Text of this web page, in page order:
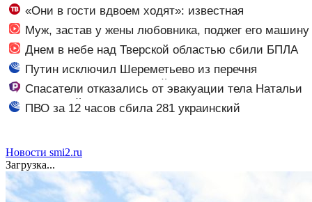
«Они в гости вдвоем ходят»: известная
журналистка подтвердила роман Бондарчука и
Исаковой
Муж, застав у жены любовника, поджег его машину
Днем в небе над Тверской областью сбили БПЛА
Путин исключил Шереметьево из перечня
стратегических предприятий
Спасатели отказались от эвакуации тела Натальи
Наговицыной с семитысячника
ПВО за 12 часов сбила 281 украинский
Новости smi2.ru
Загрузка...